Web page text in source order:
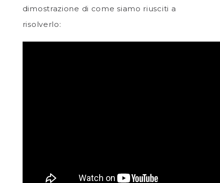
dimostrazione di come siamo riusciti a
risolverlo: